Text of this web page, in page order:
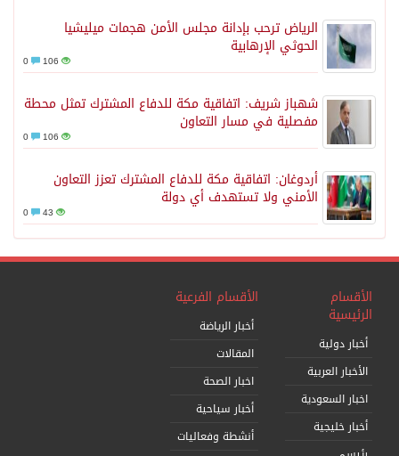
الرياض ترحب بإدانة مجلس الأمن هجمات ميليشيا
الحوثي الإرهابية
106
شهباز شريف: اتفاقية مكة للدفاع المشترك تمثل محطة
مفصلية في مسار التعاون
106
أردوغان: اتفاقية مكة للدفاع المشترك تعزز التعاون
الأمني ولا تستهدف أي دولة
43
الأقسام
الرئيسية
أخبار دولية
الأخبار العربية
اخبار السعودية
أخبار خليجية
الأقسام الفرعية
أخبار الرياضة
المقالات
اخبار الصحة
أخبار سياحية
أنشطة وفعاليات